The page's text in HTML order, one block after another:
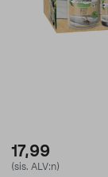
17,99
(sis. ALV:n)